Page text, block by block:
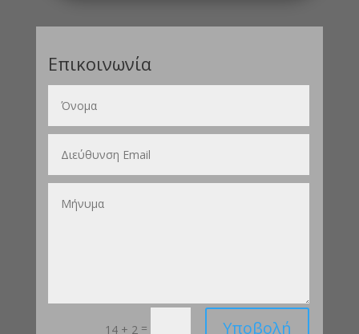
Επικοινωνία
14 + 2 = Υποβολή